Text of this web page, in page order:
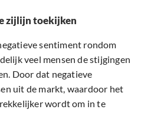
zijlijn toekijken
sentiment rondom
veel mensen de stijgingen
Door dat negatieve
uit de markt, waardoor het
wordt om in te